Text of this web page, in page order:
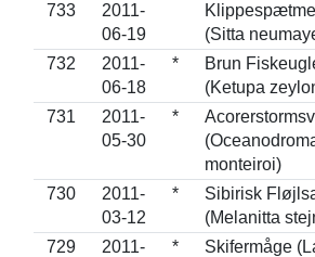
733
2011-
06-19
(Sitta
732
2011-
06-18
*
Brun
(Ketupa
731
2011-
05-30
*
monteiroi)
730
2011-
03-12
*
Sibirisk
(Melanitta
729
2011-
*
Skifermåge